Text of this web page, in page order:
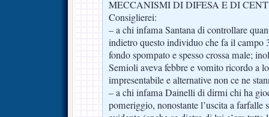
MECCANISMI DI DIFESA E DI
Consiglierei:
– a chi infama Santana di controllare
indietro questo individuo che fa il campo
fondo spompato e spesso crossa male;
Semioli aveva febbre e vomito ricordo a
impresentabile e alternative non ce ne
– a chi infama Dainelli di dirmi chi ha
pomeriggio, nonostante l’uscita a farfalle